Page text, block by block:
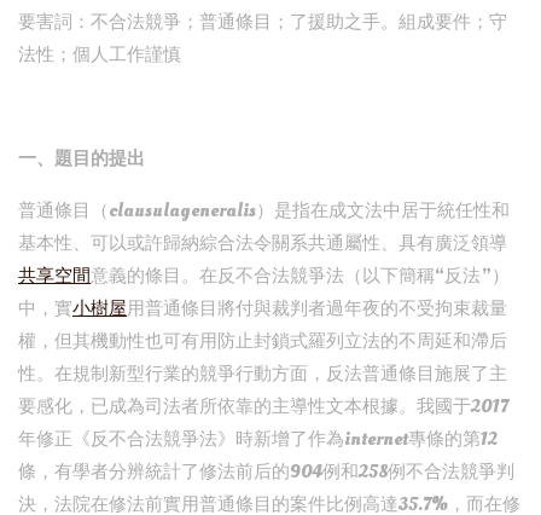
要害詞：不合法競爭；普通條目；了援助之手。組成要件；守
法性；個人工作謹慎
一、題目的提出
普通條目（clausulageneralis）是指在成文法中居于統任性和
基本性、可以或許歸納綜合法令關系共通屬性、具有廣泛領導
共享空間意義的條目。在反不合法競爭法（以下簡稱“反法”）
中，實小樹屋用普通條目將付與裁判者過年夜的不受拘束裁量
權，但其機動性也可有用防止封鎖式羅列立法的不周延和滯后
性。在規制新型行業的競爭行動方面，反法普通條目施展了主
要感化，已成為司法者所依靠的主導性文本根據。我國于2017
年修正《反不合法競爭法》時新增了作為internet專條的第12
條，有學者分辨統計了修法前后的904例和258例不合法競爭判
決，法院在修法前實用普通條目的案件比例高達35.7%，而在修